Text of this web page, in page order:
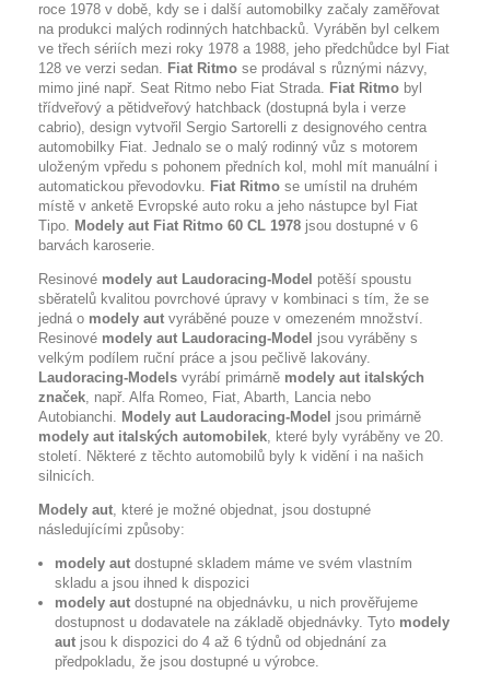
roce 1978 v době, kdy se i další automobilky začaly zaměřovat
na produkci malých rodinných hatchbacků. Vyráběn byl celkem
ve třech sériích mezi roky 1978 a 1988, jeho předchůdce byl Fiat
128 ve verzi sedan. Fiat Ritmo se prodával s různými názvy,
mimo jiné např. Seat Ritmo nebo Fiat Strada. Fiat Ritmo byl
třídveřový a pětidveřový hatchback (dostupná byla i verze
cabrio), design vytvořil Sergio Sartorelli z designového centra
automobilky Fiat. Jednalo se o malý rodinný vůz s motorem
uloženým vpředu s pohonem předních kol, mohl mít manuální i
automatickou převodovku. Fiat Ritmo se umístil na druhém
místě v anketě Evropské auto roku a jeho nástupce byl Fiat
Tipo. Modely aut Fiat Ritmo 60 CL 1978 jsou dostupné v 6
barvách karoserie.
Resinové modely aut Laudoracing-Model potěší spoustu
sběratelů kvalitou povrchové úpravy v kombinaci s tím, že se
jedná o modely aut vyráběné pouze v omezeném množství.
Resinové modely aut Laudoracing-Model jsou vyráběny s
velkým podílem ruční práce a jsou pečlivě lakovány.
Laudoracing-Models vyrábí primárně modely aut italských
značek, např. Alfa Romeo, Fiat, Abarth, Lancia nebo
Autobianchi. Modely aut Laudoracing-Model jsou primárně
modely aut italských automobilek, které byly vyráběny ve 20.
století. Některé z těchto automobilů byly k vidění i na našich
silnicích.
Modely aut, které je možné objednat, jsou dostupné
následujícími způsoby:
modely aut dostupné skladem máme ve svém vlastním
skladu a jsou ihned k dispozici
modely aut dostupné na objednávku, u nich prověřujeme
dostupnost u dodavatele na základě objednávky. Tyto modely
aut jsou k dispozici do 4 až 6 týdnů od objednání za
předpokladu, že jsou dostupné u výrobce.